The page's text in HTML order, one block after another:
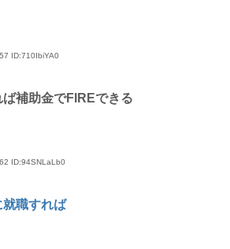
ID:710IbiYA0
補助金でFIREできる
ID:94SNLaLb0
就職すれば